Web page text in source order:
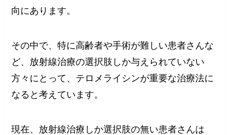
向にあります。
その中で、特に高齢者や手術が難しい患者さんな
ど、放射線治療の選択肢しか与えられていない
方々にとって、テロメライシンが重要な治療法に
なると考えています。
現在、放射線治療しか選択肢の無い患者さんは